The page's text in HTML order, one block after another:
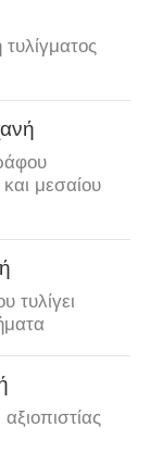
μεσαίου
τυλίγει